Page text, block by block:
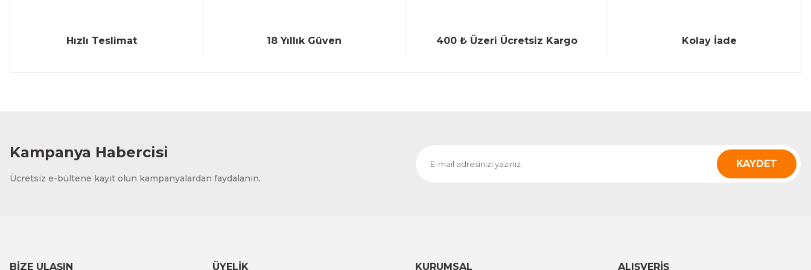
Hızlı Teslimat 18 Yıllık Güven 400 ₺ Üzeri Ücretsiz Kargo Kolay İade
Kampanya Habercisi
Ücretsiz e-bültene kayıt olun kampanyalardan faydalanın.
KAYDET
BİZE ULAŞIN ÜYELİK KURUMSAL ALIŞVERİŞ